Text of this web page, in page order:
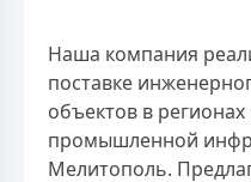
Наша компания
поставке
объектов в регионах
промышленной
Мелитополь.